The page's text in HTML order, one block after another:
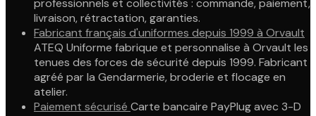
professionnels et collectivités : commande, paiement,
livraison, rétractation, garanties.
Fabricant français d'uniformes depuis 1999 à Orvault
ATEQ Uniforme fabrique et personnalise à Orvault les
tenues des forces de sécurité depuis 1999. Fabricant
agréé par la Gendarmerie, broderie et flocage en
atelier.
Paiement sécurisé Carte bancaire PayPlug avec 3-D